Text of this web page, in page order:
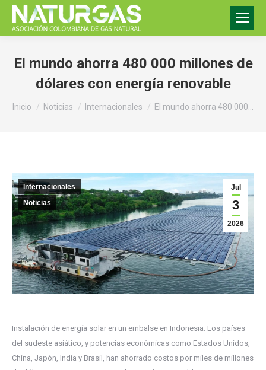
El mundo ahorra 480 000 millones de
dólares con energía renovable
Estás aquí:
Inicio Noticias Internacionales El mundo ahorra 480 000…
Jul
3
2026
Internacionales
Noticias
Instalación de energía solar en un embalse en Indonesia. Los países
del sudeste asiático, y potencias económicas como Estados Unidos,
China, Japón, India y Brasil, han ahorrado costos por miles de millones